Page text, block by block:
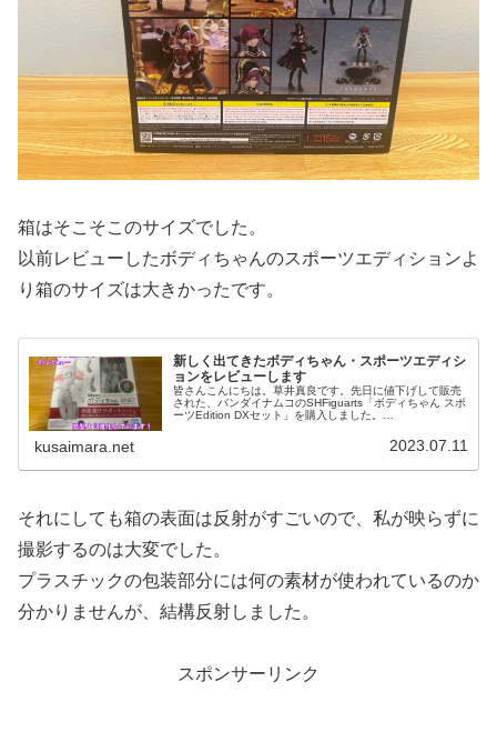
箱はそこそこのサイズでした。
以前レビューしたボディちゃんのスポーツエディションよ
り箱のサイズは大きかったです。
新しく出てきたボディちゃん・スポーツエディシ
ョンをレビューします
皆さんこんにちは。草井真良です。先日に値下げして販売
された、バンダイナムコのSHFiguarts「ボディちゃん スポ
ーツEdition DXセット」を購入しました。
kusaimara.net 2023.07.11
それにしても箱の表面は反射がすごいので、私が映らずに
撮影するのは大変でした。
プラスチックの包装部分には何の素材が使われているのか
分かりませんが、結構反射しました。
スポンサーリンク